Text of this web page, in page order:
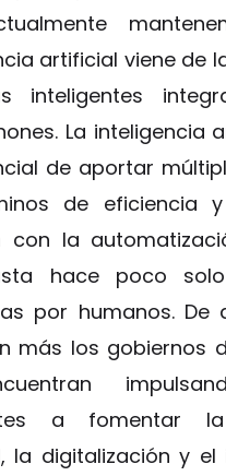
artificial viene de
inteligentes
La inteligencia
de aportar
de eficiencia
con la
hace poco
por humanos. De
más los gobiernos
a fomentar la
la digitalización y el